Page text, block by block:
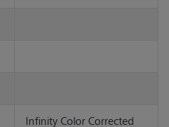
Infinity Color Corrected